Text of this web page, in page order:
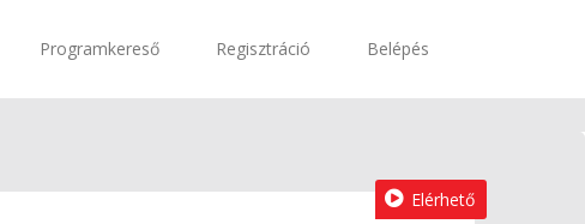
Programkereső Regisztráció Belépés
Elérhető